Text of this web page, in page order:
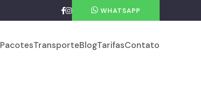
WHATSAPP
PacotesTransporteBlogTarifasContato